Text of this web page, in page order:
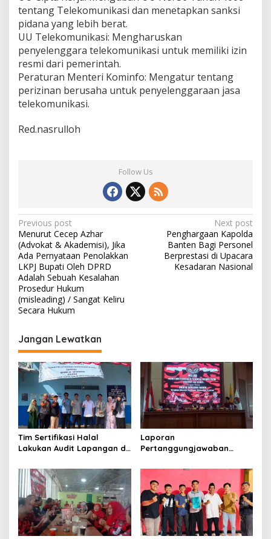
tentang Telekomunikasi dan menetapkan sanksi
pidana yang lebih berat.
UU Telekomunikasi: Mengharuskan
penyelenggara telekomunikasi untuk memiliki izin
resmi dari pemerintah.
Peraturan Menteri Kominfo: Mengatur tentang
perizinan berusaha untuk penyelenggaraan jasa
telekomunikasi.
Red.nasrulloh
Follow Us
Post
navigation
Previous post
Menurut Cecep Azhar
(Advokat & Akademisi), Jika
Ada Pernyataan Penolakkan
LKPJ Bupati Oleh DPRD
Adalah Sebuah Kesalahan
Prosedur Hukum
(misleading) / Sangat Keliru
Secara Hukum
Next post
Penghargaan Kapolda
Banten Bagi Personel
Berprestasi di Upacara
Kesadaran Nasional
Jangan Lewatkan
Tim Sertifikasi Halal
Lakukan Audit Lapangan di
Laporan
Pertanggungjawaban
Panitia Milad KKPMP ke-15
Resmi Ditutup